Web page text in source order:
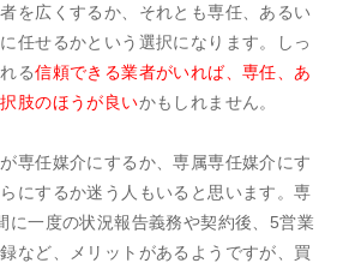
を広くするか、それとも専任、あるい
任せるかという選択になります。しっ
る信頼できる業者がいれば、専任、あ
肢のほうが良いかもしれません。
専任媒介にするか、専属専任媒介にす
にするか迷う人もいると思います。専
に一度の状況報告義務や契約後、5営業
など、メリットがあるようですが、買